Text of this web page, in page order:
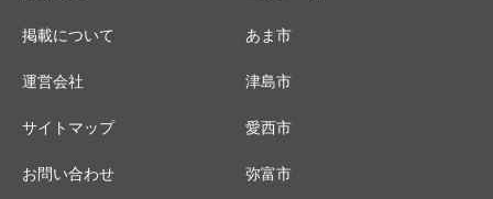
掲載について
運営会社
サイトマップ
お問い合わせ
あま市
津島市
愛西市
弥富市